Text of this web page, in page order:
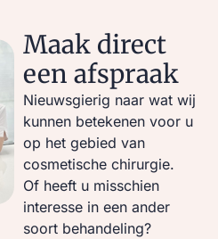
Maak direct
een afspraak
Nieuwsgierig naar wat wij
kunnen betekenen voor u
op het gebied van
cosmetische chirurgie.
Of heeft u misschien
interesse in een ander
soort behandeling?